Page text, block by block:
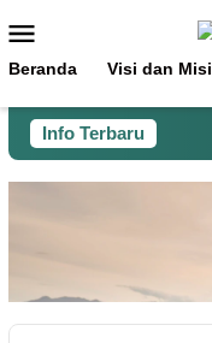
Beranda Visi dan Misi
Info Terbaru